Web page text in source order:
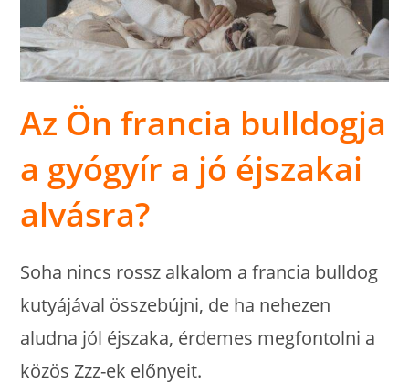
Az Ön francia bulldogja
a gyógyír a jó éjszakai
alvásra?
Soha nincs rossz alkalom a francia bulldog
kutyájával összebújni, de ha nehezen
aludna jól éjszaka, érdemes megfontolni a
közös Zzz-ek előnyeit.